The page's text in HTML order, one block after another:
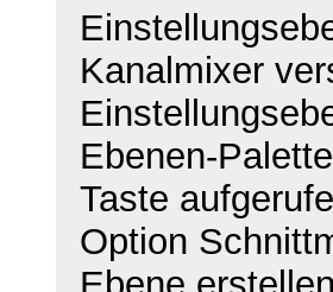
Kanalmixer
Ebenen-
Taste
Option